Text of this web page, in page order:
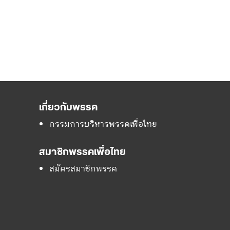
เกี่ยวกับพรรค
กรรมการบริหารพรรคเพื่อไทย
สมาชิกพรรคเพื่อไทย
สมัครสมาชิกพรรค